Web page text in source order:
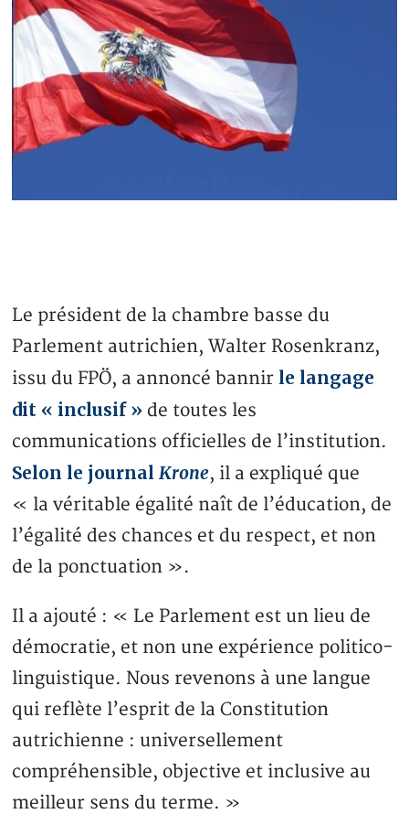
Le président de la chambre basse du
Parlement autrichien, Walter Rosenkranz,
issu du FPÖ, a annoncé bannir le langage
dit « inclusif » de toutes les
communications officielles de l’institution.
Selon le journalKrone, il a expliqué que
« la véritable égalité naît de l’éducation, de
l’égalité des chances et du respect, et non
de la ponctuation ».
Il a ajouté : « Le Parlement est un lieu de
démocratie, et non une expérience politico-
linguistique. Nous revenons à une langue
qui reflète l’esprit de la Constitution
autrichienne : universellement
compréhensible, objective et inclusive au
meilleur sens du terme. »